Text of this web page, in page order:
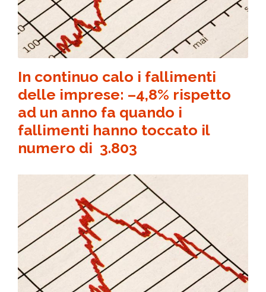
In continuo calo i fallimenti
delle imprese: –4,8% rispetto
ad un anno fa quando i
fallimenti hanno toccato il
numero di 3.803